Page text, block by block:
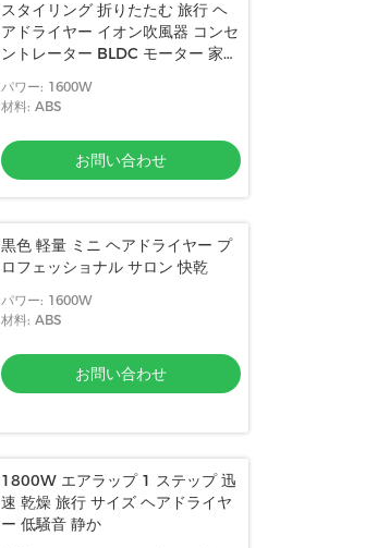
スタイリング 折りたたむ 旅行 ヘ
アドライヤー イオン吹風器 コンセ
ントレーター BLDC モーター 家庭
パワー: 1600W
材料: ABS
お問い合わせ
黒色 軽量 ミニ ヘアドライヤー プ
ロフェッショナル サロン 快乾
パワー: 1600W
材料: ABS
お問い合わせ
1800W エアラップ 1 ステップ 迅
速 乾燥 旅行 サイズ ヘアドライヤ
ー 低騒音 静か